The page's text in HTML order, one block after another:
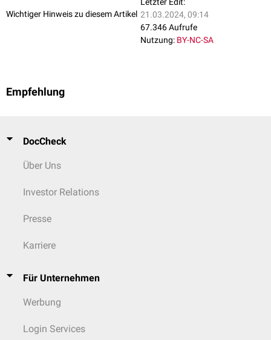
Wichtiger Hinweis zu diesem Artikel
Letzter Edit:
21.03.2024, 09:14
67.346 Aufrufe
Nutzung: BY-NC-SA
Empfehlung
DocCheck
Über Uns
Investor Relations
Presse
Karriere
Für Unternehmen
Werbung
Login Services